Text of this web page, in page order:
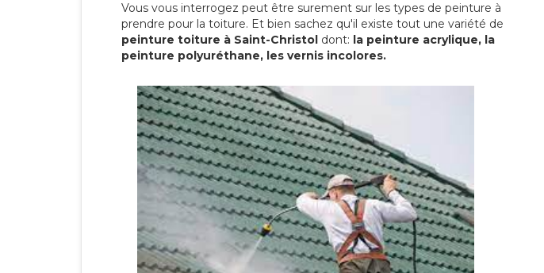
Vous vous interrogez peut être surement sur les types de peinture à
prendre pour la toiture. Et bien sachez qu'il existe tout une variété de
peinture toiture à Saint-Christol dont: la peinture acrylique, la
peinture polyuréthane, les vernis incolores.